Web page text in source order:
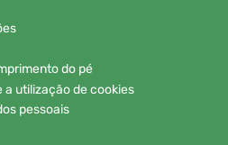
do pé
a utilização de cookies
pessoais